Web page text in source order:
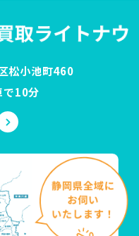
松小池町460
で10分